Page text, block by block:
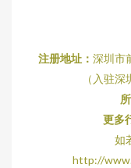
注册地址： 深圳市
（入驻
更多
如
http://